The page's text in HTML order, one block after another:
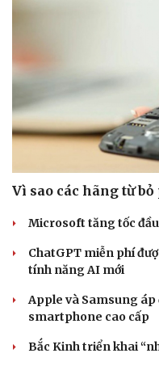
Vì sao các hãng từ
Microsoft tăng tốc
ChatGPT miễn phí
tính năng AI mới
Apple và Samsung
smartphone cao cấp
Bắc Kinh triển khai